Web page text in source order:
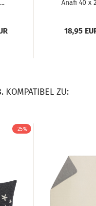
Anafi 40 x
18,95
KOMPATIBEL ZU:
-25%